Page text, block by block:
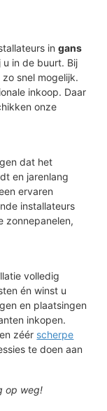
ingans
u in de buurt. Bij
snel mogelijk.
inkoop. Daar
onze
dat het
en jarenlang
ervaren
installateurs
zonnepanelen,
volledig
én winst u
en plaatsingen
inkopen.
zéér scherpe
te doen aan
op weg!